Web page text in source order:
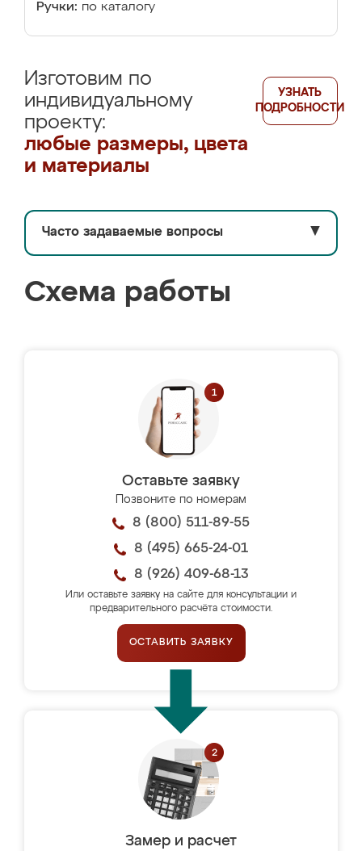
Ручки: по каталогу
Изготовим по
индивидуальному
проекту:
любые размеры, цвета
и материалы
УЗНАТЬ
ПОДРОБНОСТИ
Часто задаваемые вопросы ▼
Схема работы
Оставьте заявку
Позвоните по номерам
8 (800) 511-89-55
8 (495) 665-24-01
8 (926) 409-68-13
Или оставьте заявку на сайте для консультации и
предварительного расчёта стоимости.
ОСТАВИТЬ ЗАЯВКУ
Замер и расчет